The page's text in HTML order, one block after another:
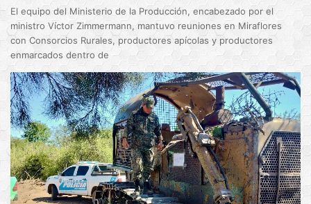
El equipo del Ministerio de la Producción, encabezado por el
ministro Víctor Zimmermann, mantuvo reuniones en Miraflores
con Consorcios Rurales, productores apícolas y productores
enmarcados dentro de